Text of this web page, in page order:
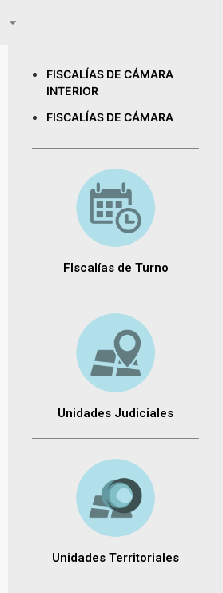
FISCALÍAS DE CÁMARA
INTERIOR
FISCALÍAS DE CÁMARA
FIscalías de Turno
Unidades Judiciales
Unidades Territoriales